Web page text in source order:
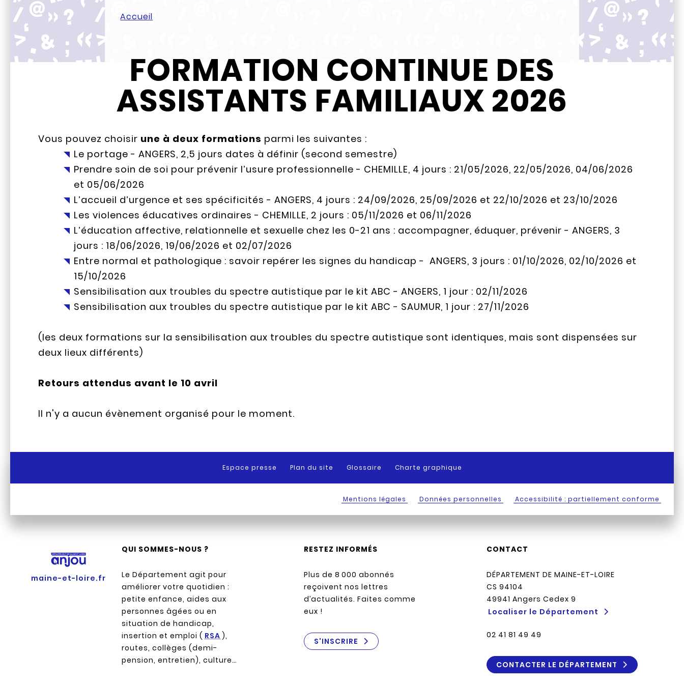
Accueil
FORMATION CONTINUE DES
ASSISTANTS FAMILIAUX 2026
Vous pouvez choisir une à deux formations parmi les suivantes :
Le portage - ANGERS, 2,5 jours dates à définir (second semestre)
Prendre soin de soi pour prévenir l’usure professionnelle - CHEMILLE, 4 jours : 21/05/2026, 22/05/2026, 04/06/2026
et 05/06/2026
L’accueil d’urgence et ses spécificités - ANGERS, 4 jours : 24/09/2026, 25/09/2026 et 22/10/2026 et 23/10/2026
Les violences éducatives ordinaires - CHEMILLE, 2 jours : 05/11/2026 et 06/11/2026
L’éducation affective, relationnelle et sexuelle chez les 0-21 ans : accompagner, éduquer, prévenir - ANGERS, 3
jours : 18/06/2026, 19/06/2026 et 02/07/2026
Entre normal et pathologique : savoir repérer les signes du handicap - ANGERS, 3 jours : 01/10/2026, 02/10/2026 et
15/10/2026
Sensibilisation aux troubles du spectre autistique par le kit ABC - ANGERS, 1 jour : 02/11/2026
Sensibilisation aux troubles du spectre autistique par le kit ABC - SAUMUR, 1 jour : 27/11/2026
(les deux formations sur la sensibilisation aux troubles du spectre autistique sont identiques, mais sont dispensées sur
deux lieux différents)
Retours attendus avant le 10 avril
Il n'y a aucun évènement organisé pour le moment.
Espace presse Plan du site Glossaire Charte graphique
Mentions légales Données personnelles Accessibilité : partiellement conforme
maine-et-loire.fr
QUI SOMMES-NOUS ?
Le Département agit pour
améliorer votre quotidien :
petite enfance, aides aux
personnes âgées ou en
situation de handicap,
insertion et emploi ( RSA ),
routes, collèges (demi-
pension, entretien), culture…
RESTEZ INFORMÉS
Plus de 8 000 abonnés
reçoivent nos lettres
d’actualités. Faites comme
eux !
S'INSCRIRE
CONTACT
DÉPARTEMENT DE MAINE-ET-LOIRE
CS 94104
49941 Angers Cedex 9
Localiser le Département
02 41 81 49 49
CONTACTER LE DÉPARTEMENT